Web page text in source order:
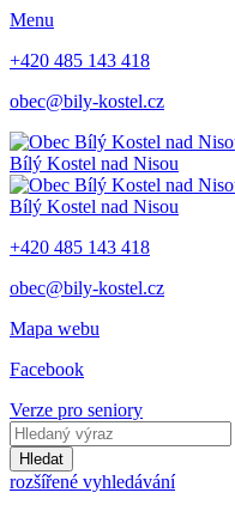
Menu
+420 485 143 418
obec@bily-kostel.cz
Bílý Kostel nad Nisou
Bílý Kostel nad Nisou
+420 485 143 418
obec@bily-kostel.cz
Mapa webu
Facebook
Verze pro seniory
Hledat
rozšířené vyhledávání